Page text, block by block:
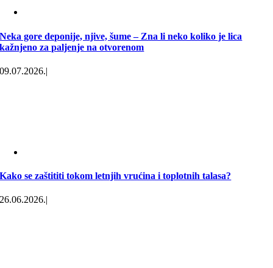
Neka gore deponije, njive, šume – Zna li neko koliko je lica
kažnjeno za paljenje na otvorenom
09.07.2026.|
Kako se zaštititi tokom letnjih vrućina i toplotnih talasa?
26.06.2026.|